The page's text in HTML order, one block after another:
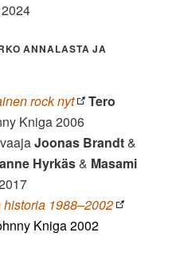
ANNALASTA JA
rock nyt
Tero
Kniga 2006
Joonas Brandt&
Hyrkäs& Masami
1988–2002
Kniga 2002